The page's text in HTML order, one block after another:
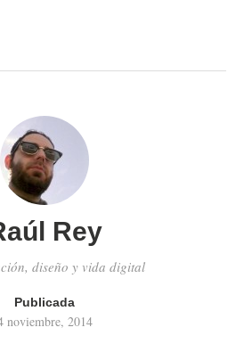
Rey
diseño y vida digital
Publicada
noviembre, 2014